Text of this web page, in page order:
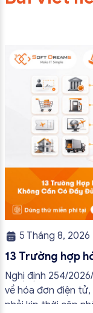
5 Tháng 8, 2026
13 Trường hợp
đủ nội dung từ
Nghị định 254/
về hóa đơn điện
phải kịp thời cập